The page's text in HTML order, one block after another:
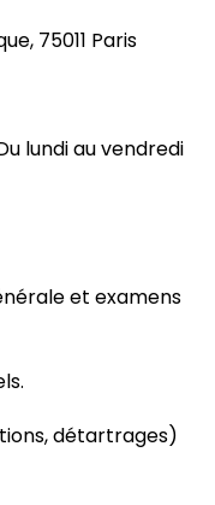
75011 Paris
lundi au vendredi
et examens
détartrages)